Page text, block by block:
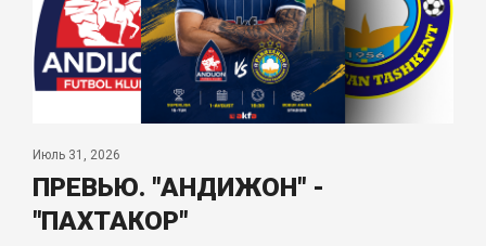
Июль 31, 2026
ПРЕВЬЮ. "АНДИЖОН" -
"ПАХТАКОР"